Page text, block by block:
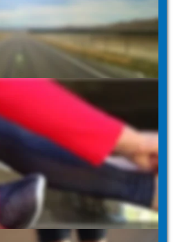
stationär
von der Arbeit)
trainieren
pro Woche vor / nach der
Niveau
Ernährung und
Ihren Alltag
- 2 mal pro Woche
dranbleiben